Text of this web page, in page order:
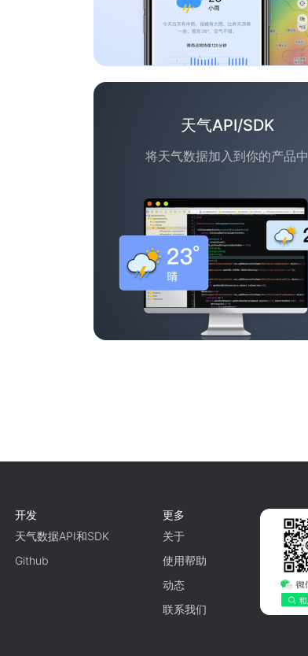
天气API/SDK
将天气数据加入到你的产品中
开发
天气数据API和SDK
Github
更多
关于
使用帮助
动态
联系我们